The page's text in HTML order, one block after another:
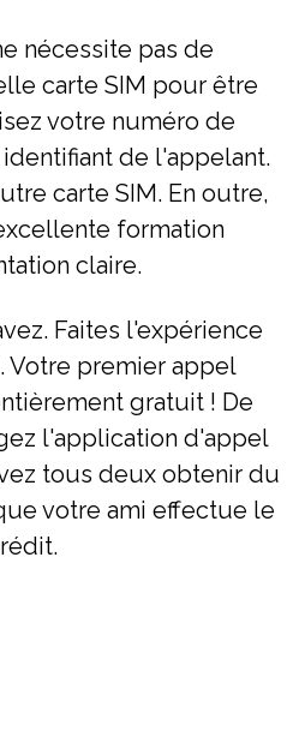
nécessite pas de
carte SIM pour être
votre numéro de
de l'appelant.
carte SIM. En outre,
formation
claire.
Faites l'expérience
Votre premier appel
gratuit ! De
l'application d'appel
tous deux obtenir du
votre ami effectue le